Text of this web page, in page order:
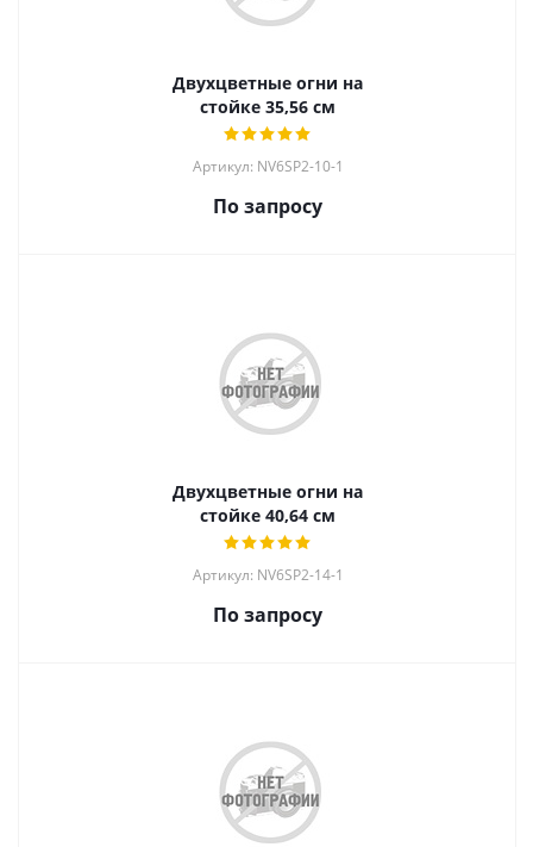
Двухцветные огни на
стойке 35,56 см
Артикул: NV6SP2-10-1
По запросу
Двухцветные огни на
стойке 40,64 см
Артикул: NV6SP2-14-1
По запросу